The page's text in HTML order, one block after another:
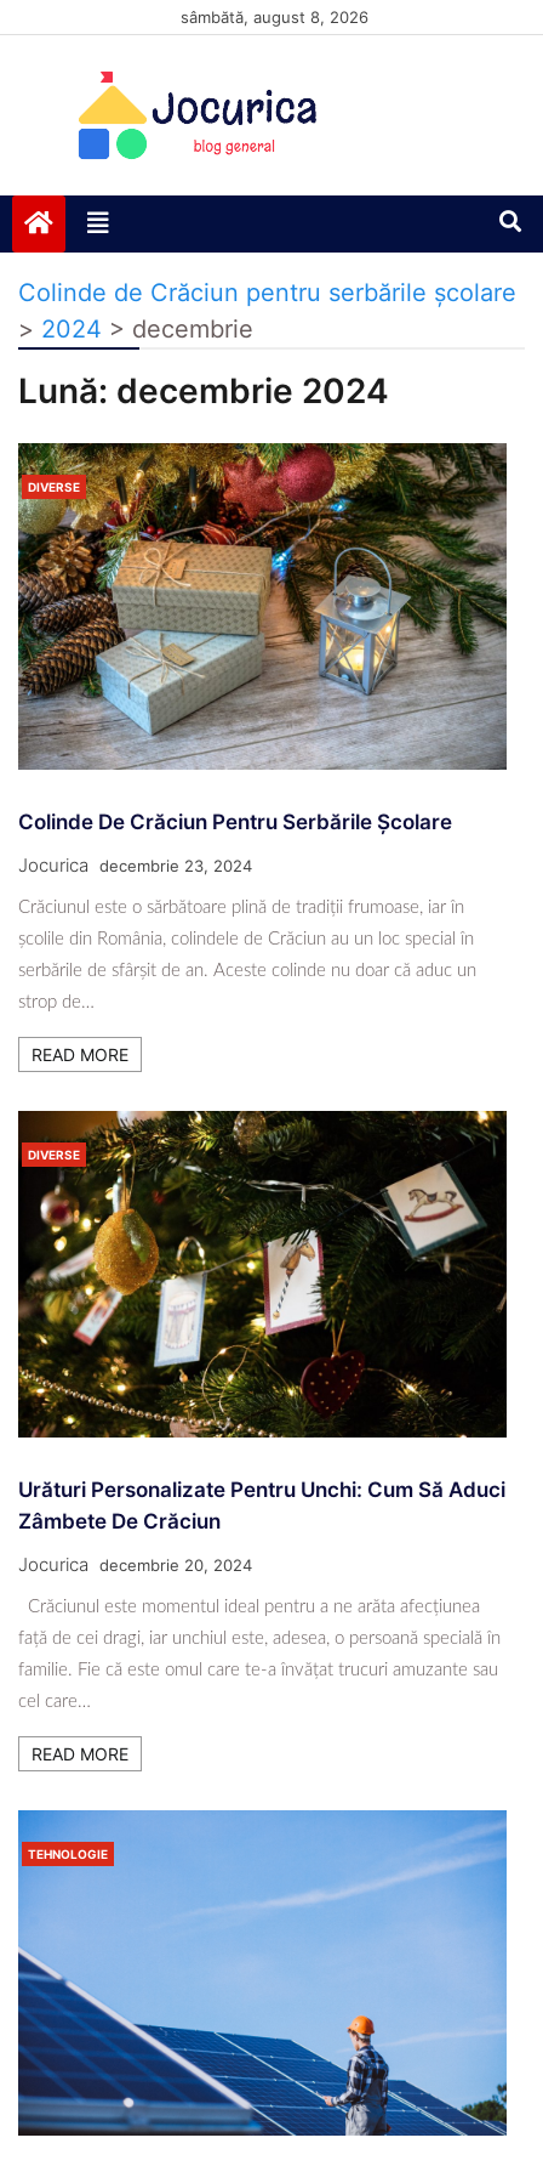
sâmbătă, august 8, 2026
Jocurică blog
Colinde de Crăciun pentru serbările școlare
> 2024 > decembrie
Lună: decembrie 2024
DIVERSE
Colinde De Crăciun Pentru Serbările Școlare
Jocurica decembrie 23, 2024
Crăciunul este o sărbătoare plină de tradiții frumoase, iar în
școlile din România, colindele de Crăciun au un loc special în
serbările de sfârșit de an. Aceste colinde nu doar că aduc un
strop de…
READ MORE
DIVERSE
Urături Personalizate Pentru Unchi: Cum Să Aduci
Zâmbete De Crăciun
Jocurica decembrie 20, 2024
Crăciunul este momentul ideal pentru a ne arăta afecțiunea
față de cei dragi, iar unchiul este, adesea, o persoană specială în
familie. Fie că este omul care te-a învățat trucuri amuzante sau
cel care…
READ MORE
TEHNOLOGIE